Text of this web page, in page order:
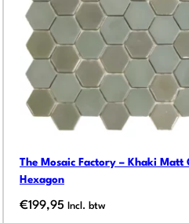
The Mosaic Factory – Khaki Matt
Hexagon
€199,95 Incl. btw